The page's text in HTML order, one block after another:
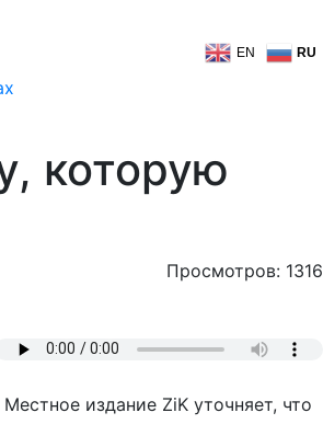
EN RU
которую
Просмотров: 1316
издание ZiK уточняет, что